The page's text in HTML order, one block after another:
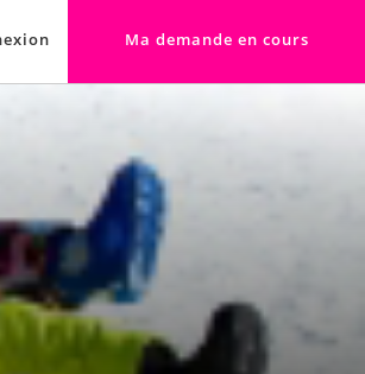
Ma demande en cours